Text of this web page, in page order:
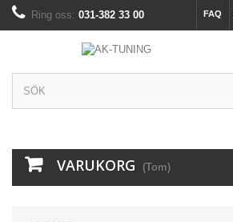
FAQ
Ring oss: 031-382 33 00
VARUKORG (Tom)